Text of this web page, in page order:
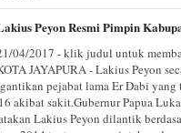
Peyon Resmi Pimpin
04/2017 - klik judul untuk
JAYAPURA - Lakius Peyon
pejabat lama Er Dabi yang
akibat sakit.Gubernur Papua
Lakius Peyon dilantik